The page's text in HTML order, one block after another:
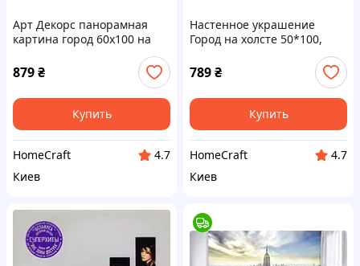
Арт Декорс панорамная
картина город 60х100 на
879₴
Купить
HomeCraft
4.7
Киев
Настенное украшение
Город на холсте 50*100,
789₴
Купить
HomeCraft
4.7
Киев